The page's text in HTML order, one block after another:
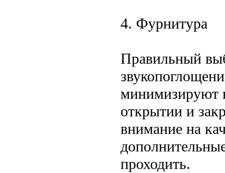
4. Фурнитура
Правильный
минимизируют
открытии и
внимание на
проходить.